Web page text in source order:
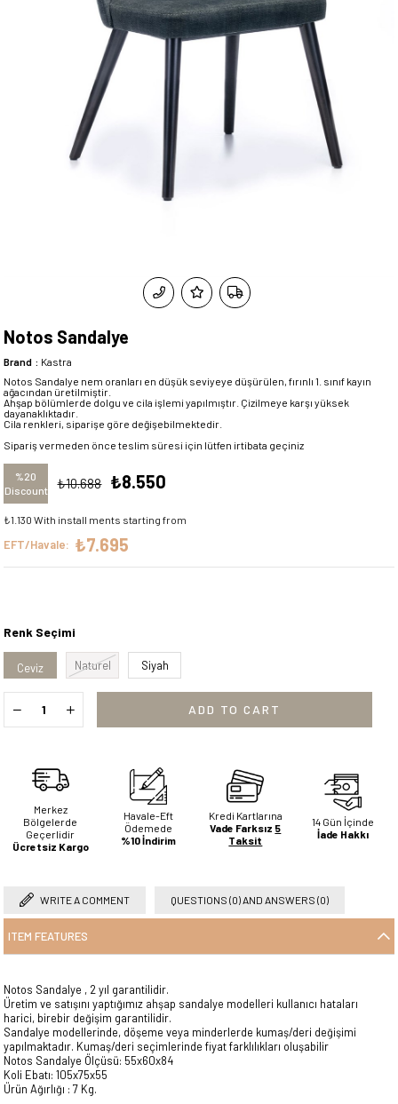
Notos Sandalye
Brand : Kastra
Notos Sandalye nem oranları en düşük seviyeye düşürülen, fırınlı 1. sınıf kayın
ağacından üretilmiştir.
Ahşap bölümlerde dolgu ve cila işlemi yapılmıştır. Çizilmeye karşı yüksek
dayanaklıktadır.
Cila renkleri, siparişe göre değişebilmektedir.
Sipariş vermeden önce teslim süresi için lütfen irtibata geçiniz
%20
Discount
₺10.688 ₺8.550
₺1.130 With install ments starting from
EFT/Havale: ₺7.695
Renk Seçimi
Ceviz Naturel Siyah
Merkez
Bölgelerde
Geçerlidir
Ücretsiz Kargo
Havale-Eft
Ödemede
%10 İndirim
Kredi Kartlarına
Vade Farksız 5
Taksit
14 Gün İçinde
İade Hakkı
WRITE A COMMENT QUESTIONS (0) AND ANSWERS (0)
ITEM FEATURES
Notos Sandalye , 2 yıl garantilidir.
Üretim ve satışını yaptığımız ahşap sandalye modelleri kullanıcı hataları
harici, birebir değişim garantilidir.
Sandalye modellerinde, döşeme veya minderlerde kumaş/deri değişimi
yapılmaktadır. Kumaş/deri seçimlerinde fiyat farklılıkları oluşabilir
Notos Sandalye Ölçüsü: 55x60x84
Koli Ebatı: 105x75x55
Ürün Ağırlığı : 7 Kg.